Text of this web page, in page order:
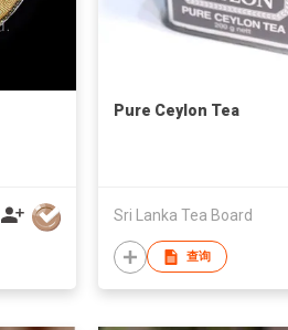
Pure Ceylon Tea
Sri Lanka Tea Board
查询